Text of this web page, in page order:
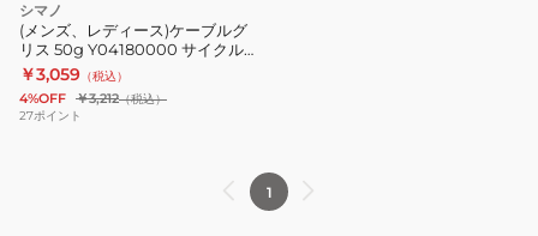
シマノ
(メンズ、レディース)ケーブルグ
リス 50g Y04180000 サイクル小
物
￥3,059 （税込）
4%OFF ￥3,212（税込）
27ポイント
1